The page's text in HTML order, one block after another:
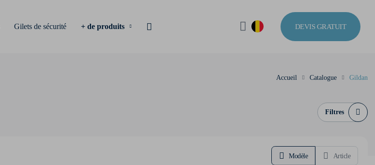
Gilets de sécurité + de produits DEVIS GRATUIT
Accueil Catalogue Gildan
Filtres
Modèle Article